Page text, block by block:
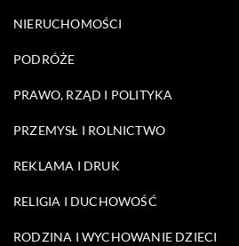
NIERUCHOMOŚCI
PODRÓŻE
PRAWO, RZĄD I POLITYKA
PRZEMYSŁ I ROLNICTWO
REKLAMA I DRUK
RELIGIA I DUCHOWOŚĆ
RODZINA I WYCHOWANIE DZIECI